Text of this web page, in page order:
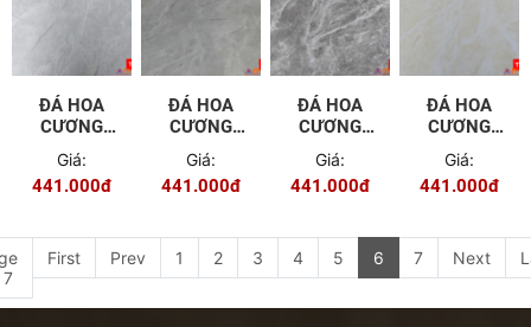
ĐÁ HOA
CƯƠNG
PVC - 9654
Giá:
441.000đ
ĐÁ HOA
CƯƠNG
PVC - 9655
Giá:
441.000đ
ĐÁ HOA
CƯƠNG
PVC - 9656
Giá:
441.000đ
ĐÁ HOA
CƯƠNG
PVC - 9657
Giá:
441.000đ
First Prev 1 2 3 4 5 6 7 Next